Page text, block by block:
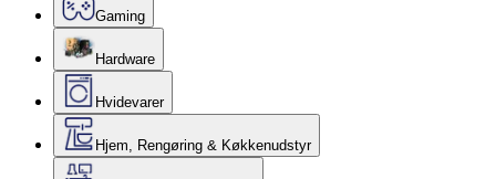
Gaming
Hardware
Hvidevarer
Hjem, Rengøring & Køkkenudstyr